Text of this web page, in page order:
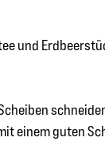
und
einem guten